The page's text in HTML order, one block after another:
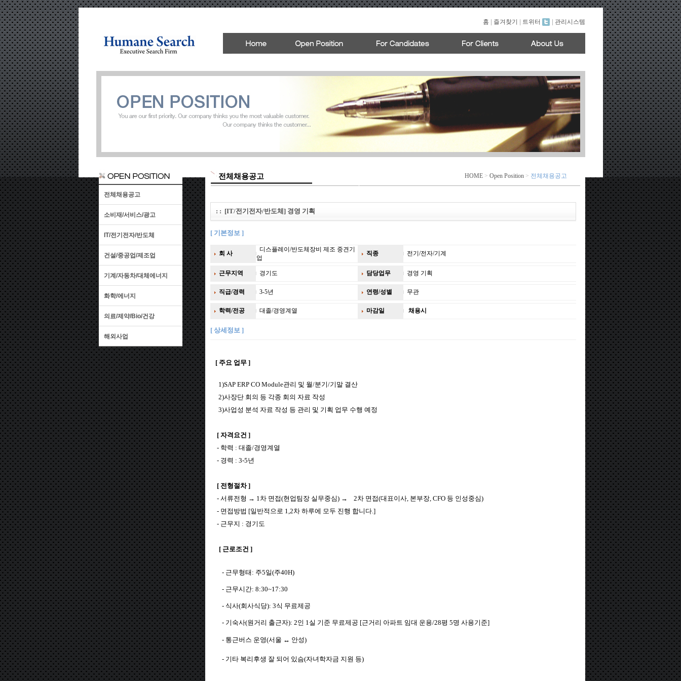
홈 즐겨찾기 트위터 관리시스템
전체채용공고
소비재/서비스/광고
IT/전기전자/반도체
건설/중공업/제조업
기계/자동차/대체에너지
화학/에너지
의료/제약/Bio/건강
해외사업
전체채용공고 HOME> Open Position> 전체채용공고
: : [IT/전기전자/반도체] 경영 기획
[ 기본정보 ]
회 사
디스플레이/반도체장비 제조 중견기
업
직종 전기/전자/기계
근무지역 경기도 담당업무 경영 기획
직급/경력 3-5년 연령/성별 무관
학력/전공 대졸/경영계열 마감일 채용시
[ 상세정보 ]
[ 주요 업무 ]
1)SAP ERP CO Module관리 및 월/분기/기말 결산
2)사장단 회의 등 각종 회의 자료 작성
3)사업성 분석 자료 작성 등 관리 및 기획 업무 수행 예정
[ 자격요건 ]
- 학력 : 대졸/경영계열
- 경력 : 3-5년
[ 전형절차 ]
-서류전형 → 1차 면접(현업팀장 실무중심) → 2차 면접(대표이사, 본부장, CFO 등 인성중심)
- 면접방법 [일반적으로 1,2차 하루에 모두 진행 합니다.]
- 근무지 : 경기도
[ 근로조건 ]
- 근무형태 : 주5일(주40H)
- 근무시간: 8:30~17:30
- 식사(회사식당): 3식 무료제공
- 기숙사(원거리 출근자): 2인 1실 기준 무료제공 [근거리 아파트 임대 운용/28평 5명 사용기준]
- 통근버스 운영(서울 ↔ 안성)
- 기타 복리후생 잘 되어 있슴(자녀학자금 지원 등)